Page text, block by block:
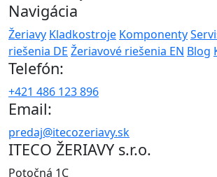
Navigácia
Žeriavy Kladkostroje Komponenty
riešenia DE Žeriavové riešenia EN Blog
Telefón:
+421 486 123 896
Email:
predaj@itecozeriavy.sk
ITECO ŽERIAVY s.r.o.
Potočná 1C